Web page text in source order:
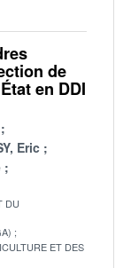
de
en DDI
Eric
DU
ET DES